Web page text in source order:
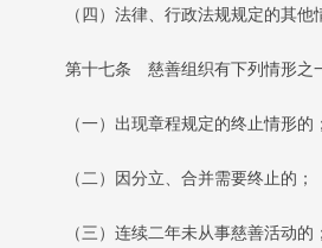
（四）法律、行政法规规定的其他
第十七条 慈善组织有下列情形之
（一）出现章程规定的终止情形的；
（二）因分立、合并需要终止的；
（三）连续二年未从事慈善活动的；